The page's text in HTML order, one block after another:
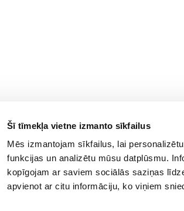
Šī tīmekļa vietne izmanto sīkfailus
Mēs izmantojam sīkfailus, lai
funkcijas un analizētu mūsu datplūsmu.
kopīgojam ar saviem sociālās saziņas
apvienot ar citu informāciju, ko viņiem
Us
Delivery and
Warranty and
FAQ